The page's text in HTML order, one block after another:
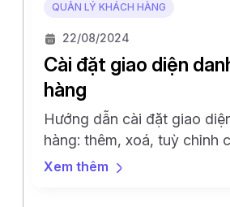
QUẢN LÝ KHÁCH HÀNG
22/08/2024
Cài đặt giao diện
hàng
Hướng dẫn cài đặt giao
hàng: thêm, xoá, tuỳ chỉnh
mặc định và nâng cao
Xem thêm